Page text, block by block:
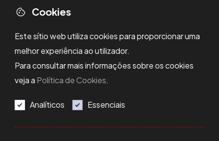
Cookies
Este sítio web utiliza cookies para proporcionar uma
melhor experiência ao utilizador.
Para consultar mais informações sobre os cookies
veja a Política de Cookies.
Analíticos Essenciais
Política de Privacidade
Política de Cookies